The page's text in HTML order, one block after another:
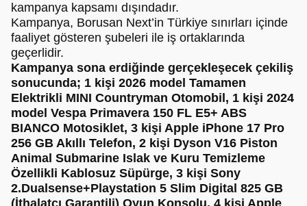
kampanya kapsamı dışındadır.
Kampanya, Borusan Next’in Türkiye sınırları içinde
faaliyet gösteren şubeleri ile iş ortaklarında
geçerlidir.
Kampanya sona erdiğinde gerçekleşecek çekiliş
sonucunda; 1 kişi 2026 model Tamamen
Elektrikli MINI Countryman Otomobil, 1 kişi 2024
model Vespa Primavera 150 FL E5+ ABS
BIANCO Motosiklet, 3 kişi Apple iPhone 17 Pro
256 GB Akıllı Telefon, 2 kişi Dyson V16 Piston
Animal Submarine Islak ve Kuru Temizleme
Özellikli Kablosuz Süpürge, 3 kişi Sony
2.Dualsense+Playstation 5 Slim Digital 825 GB
(İthalatçı Garantili) Oyun Konsolu, 4 kişi Apple